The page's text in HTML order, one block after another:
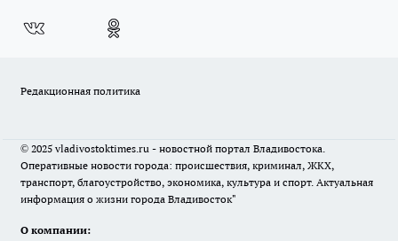
Редакционная политика
© 2025 vladivostoktimes.ru - новостной портал Владивостока.
Оперативные новости города: происшествия, криминал, ЖКХ,
транспорт, благоустройство, экономика, культура и спорт. Актуальная
информация о жизни города Владивосток"
О компании: